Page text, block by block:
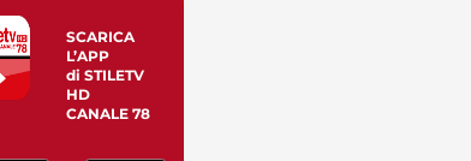
SCARICA
L’APP
di STILETV
HD
CANALE 78